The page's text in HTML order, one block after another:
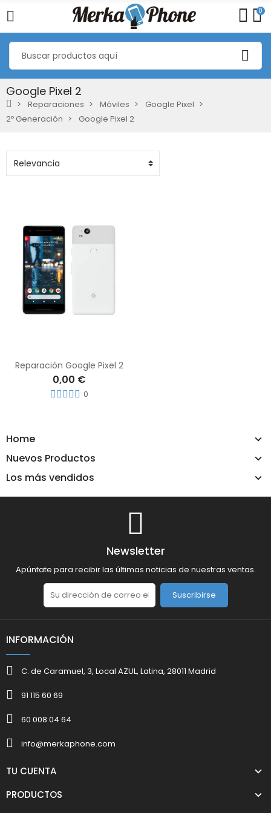
0
Google Pixel 2
Reparaciones Móviles
Google Pixel
2º Generación
Google Pixel 2
Home
Nuevos Productos
Los más vendidos
Reparación Google Pixel 2
0,00 €
0
Newsletter
Apúntate para recibir las últimas noticias de nuestras ventas.
Suscribirse
INFORMACIÓN
C. de Caramuel, 3, Local AZUL, Latina, 28011 Madrid
91 115 60 69
60 008 04 64
info@merkaphone.com
TU CUENTA
PRODUCTOS